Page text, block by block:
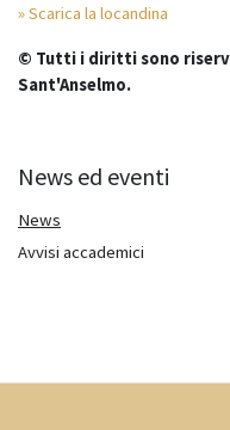
» Scarica la locandina
© Tutti i diritti sono
Sant'Anselmo.
News ed eventi
News
Avvisi accademici